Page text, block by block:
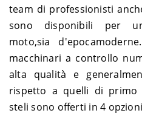
team di professionisti
sono disponibili per
moto,sia
macchinari a controllo
alta qualità e
rispetto a quelli di primo
steli sono offerti in 4